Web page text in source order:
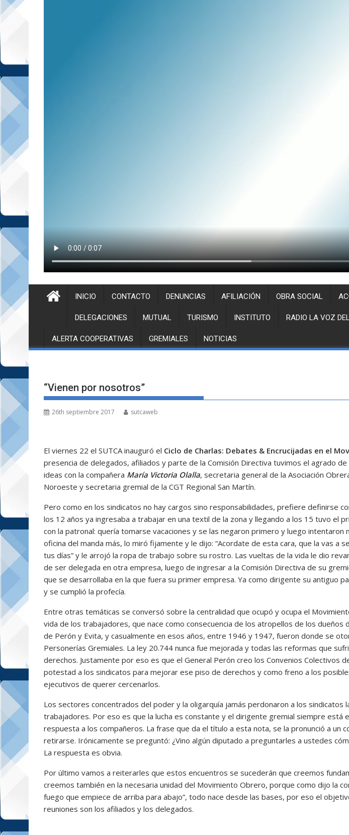
INICIO CONTACTO DENUNCIAS AFILIACIÓN OBRA SOCIAL
DELEGACIONES MUTUAL TURISMO INSTITUTO RADIO LA VOZ
ALERTA COOPERATIVAS GREMIALES NOTICIAS
“Vienen por nosotros”
26th septiembre 2017 sutcaweb
El viernes 22 el SUTCA inauguró el Ciclo de Charlas: Debates & Encrucijadas en el
presencia de delegados, afiliados y parte de la Comisión Directiva tuvimos el agrado
ideas con la compañera María Victoria Olalla, secretaria general de la Asociación
Noroeste y secretaria gremial de la CGT Regional San Martín.
Pero como en los sindicatos no hay cargos sino responsabilidades, prefiere definirse
los 12 años ya ingresaba a trabajar en una textil de la zona y llegando a los 15 tuvo el
con la patronal: quería tomarse vacaciones y se las negaron primero y luego intentaron
oficina del manda más, lo miró fijamente y le dijo: “Acordate de esta cara, que la vas a
tus días” y le arrojó la ropa de trabajo sobre su rostro. Las vueltas de la vida le dio
de ser delegada en otra empresa, luego de ingresar a la Comisión Directiva de su
que se desarrollaba en la que fuera su primer empresa. Ya como dirigente su antiguo
y se cumplió la profecía.
Entre otras temáticas se conversó sobre la centralidad que ocupó y ocupa el
vida de los trabajadores, que nace como consecuencia de los atropellos de los dueños
de Perón y Evita, y casualmente en esos años, entre 1946 y 1947, fueron donde se
Personerías Gremiales. La ley 20.744 nunca fue mejorada y todas las reformas que
derechos. Justamente por eso es que el General Perón creo los Convenios Colectivos
potestad a los sindicatos para mejorar ese piso de derechos y como freno a los
ejecutivos de querer cercenarlos.
Los sectores concentrados del poder y la oligarquía jamás perdonaron a los sindicatos
trabajadores. Por eso es que la lucha es constante y el dirigente gremial siempre está
respuesta a los compañeros. La frase que da el título a esta nota, se la pronunció a un
retirarse. Irónicamente se preguntó: ¿Vino algún diputado a preguntarles a ustedes
La respuesta es obvia.
Por último vamos a reiterarles que estos encuentros se sucederán que creemos
creemos también en la necesaria unidad del Movimiento Obrero, porque como dijo la
fuego que empiece de arriba para abajo”, todo nace desde las bases, por eso el
reuniones son los afiliados y los delegados.